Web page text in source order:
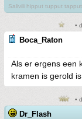
Salivili hipput tupput
•
Boca_Raton
Als er ergens een
kramen is gerold is
•
Dr_Flash